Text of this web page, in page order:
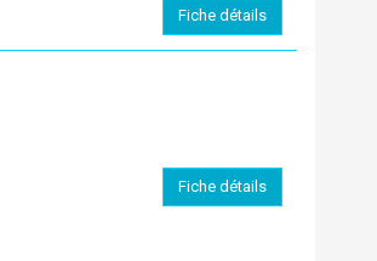
Fiche détails
Fiche détails